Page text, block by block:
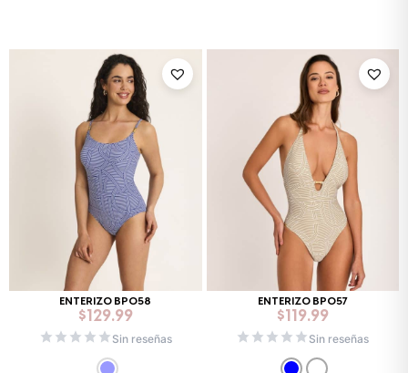
ENTERIZO BP058
$129.99
Sin reseñas
ENTERIZO BP057
$119.99
Sin reseñas